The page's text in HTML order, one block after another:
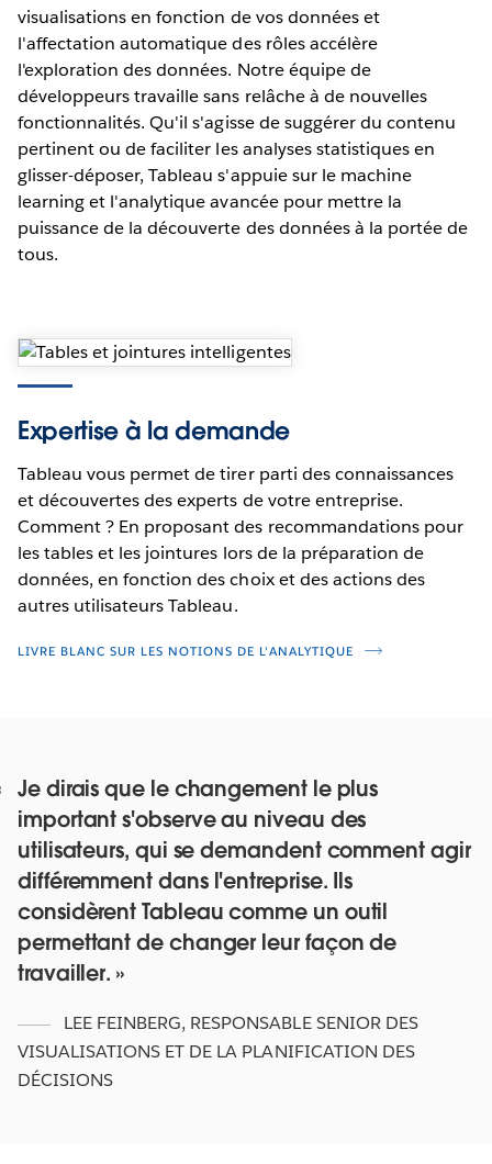
visualisations en fonction de vos données et
l'affectation automatique des rôles accélère
l'exploration des données. Notre équipe de
développeurs travaille sans relâche à de nouvelles
fonctionnalités. Qu'il s'agisse de suggérer du contenu
pertinent ou de faciliter les analyses statistiques en
glisser-déposer, Tableau s'appuie sur le machine
learning et l'analytique avancée pour mettre la
puissance de la découverte des données à la portée de
tous.
Expertise à la demande
Tableau vous permet de tirer parti des connaissances
et découvertes des experts de votre entreprise.
Comment ? En proposant des recommandations pour
les tables et les jointures lors de la préparation de
données, en fonction des choix et des actions des
autres utilisateurs Tableau.
LIVRE BLANC SUR LES NOTIONS DE L'ANALYTIQUE
Je dirais que le changement le plus
important s'observe au niveau des
utilisateurs, qui se demandent comment agir
différemment dans l'entreprise. Ils
considèrent Tableau comme un outil
permettant de changer leur façon de
travailler.
LEE FEINBERG, RESPONSABLE SENIOR DES
VISUALISATIONS ET DE LA PLANIFICATION DES
DÉCISIONS